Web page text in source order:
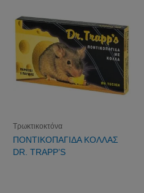
Τρωκτικοκτόνα
ΠΟΝΤΙΚΟΠΑΓΙΔΑ ΚΟΛΛΑΣ
DR. TRAPP’S